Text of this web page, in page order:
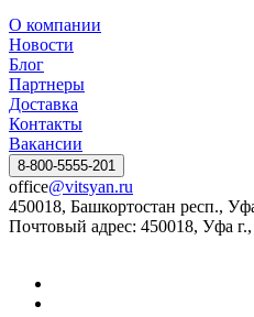
О компании
Новости
Блог
Партнеры
Доставка
Контакты
Вакансии
8-800-5555-201
office@vitsyan.ru
450018, Башкортостан респ.,
Почтовый адрес: 450018, Уфа г.,